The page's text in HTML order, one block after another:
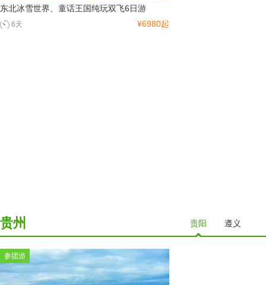
东北冰雪世界、童话王国纯玩双飞6日游
¥6980起
6天
贵州 贵阳 遵义
参团游